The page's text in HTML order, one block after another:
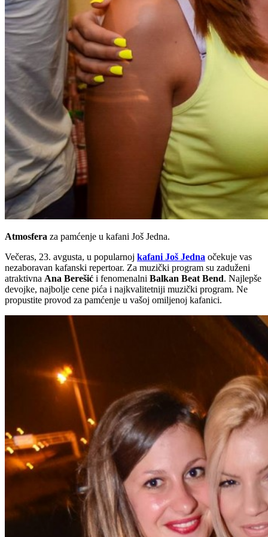
Atmosfera za pamćenje u kafani Još Jedna.
Večeras, 23. avgusta, u popularnoj kafani Još Jedna očekuje vas
nezaboravan kafanski repertoar. Za muzički program su zaduženi
atraktivna Ana Berešić i fenomenalni Balkan Beat Bend. Najlepše
devojke, najbolje cene pića i najkvalitetniji muzički program. Ne
propustite provod za pamćenje u vašoj omiljenoj kafanici.